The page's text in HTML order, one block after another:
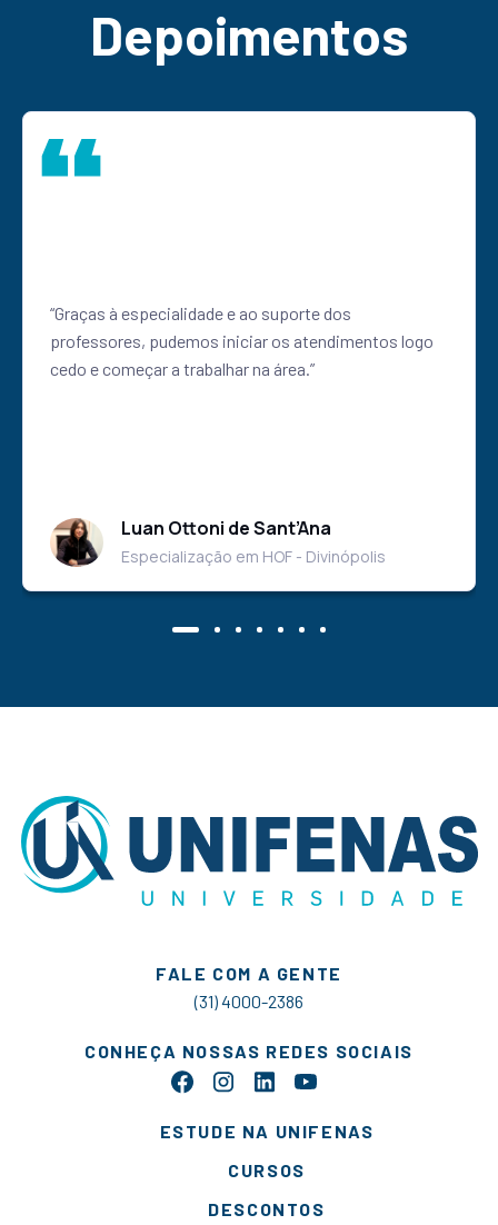
Depoimentos
“Graças à especialidade e ao suporte dos
professores, pudemos iniciar os atendimentos logo
cedo e começar a trabalhar na área.”
Luan Ottoni de Sant’Ana
Especialização em HOF - Divinópolis
FALE COM A GENTE
(31) 4000-2386
CONHEÇA NOSSAS REDES SOCIAIS
ESTUDE NA UNIFENAS
CURSOS
DESCONTOS